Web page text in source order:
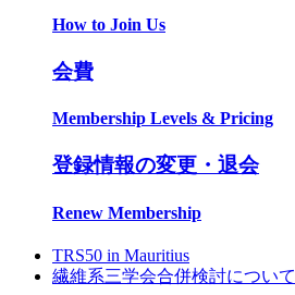
How to Join Us
会費
Membership Levels & Pricing
登録情報の変更・退会
Renew Membership
TRS50 in Mauritius
繊維系三学会合併検討について